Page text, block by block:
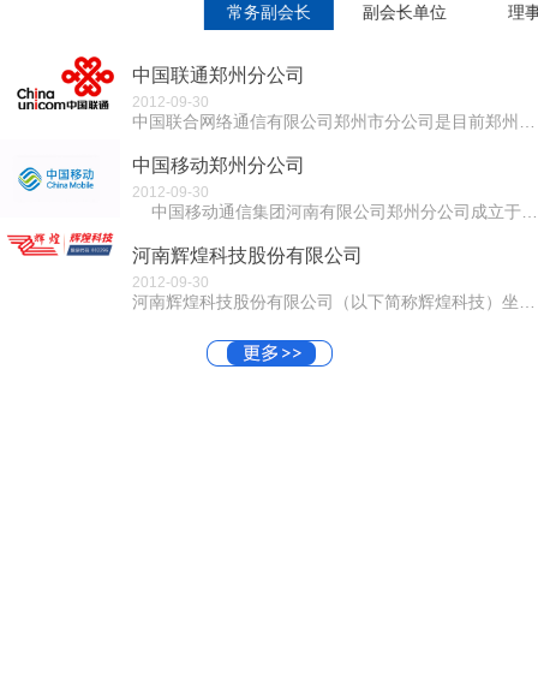
常务副会长 副会长单位 理
中国联通郑州分公司
2012-09-30
中国移动郑州分公司
2012-09-30
河南辉煌科技股份有限公司
2012-09-30